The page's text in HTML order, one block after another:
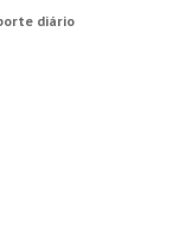
diário